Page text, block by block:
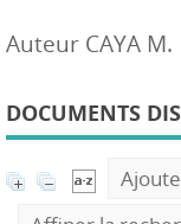
Auteur CAYA M.
DOCUMENTS